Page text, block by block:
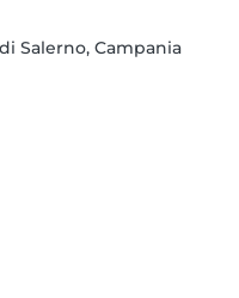
Salerno, Campania